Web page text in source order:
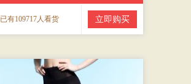
已有109717人看货 立即购买